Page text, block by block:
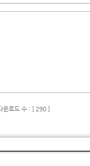
운로드 수 : [ 290 ]